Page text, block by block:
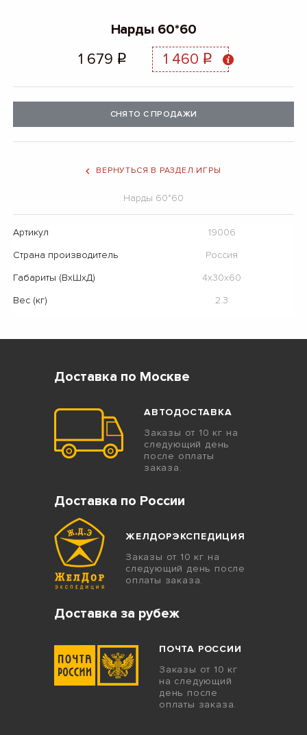
Нарды 60*60
1 679 q 1 460 q
СНЯТО С ПРОДАЖИ
ВЕРНУТЬСЯ В РАЗДЕЛ ИГРЫ
Нарды 60*60
Артикул
19006
Страна производитель
Россия
Габариты (ВхШхД)
4х30х60
Вес (кг)
2.3
Доставка по Москве
АВТОДОСТАВКА
Заказы от 10 кг на
следующий день
после оплаты
заказа.
Доставка по России
ЖЕЛДОРЭКСПЕДИЦИЯ
Заказы от 10 кг на
следующий день после
оплаты заказа.
Доставка за рубеж
ПОЧТА РОССИИ
Заказы от 10 кг
на следующий
день после
оплаты заказа.